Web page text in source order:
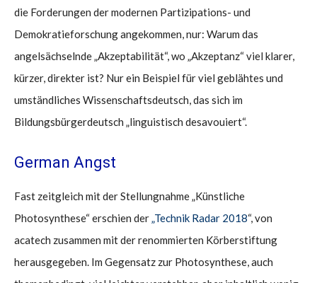
die Forderungen der modernen Partizipations- und
Demokratieforschung angekommen, nur: Warum das
angelsächselnde „Akzeptabilität“, wo „Akzeptanz“ viel klarer,
kürzer, direkter ist? Nur ein Beispiel für viel geblähtes und
umständliches Wissenschaftsdeutsch, das sich im
Bildungsbürgerdeutsch „linguistisch desavouiert“.
German Angst
Fast zeitgleich mit der Stellungnahme „Künstliche
Photosynthese“ erschien der„Technik Radar 2018“, von
acatech zusammen mit der renommierten Körberstiftung
herausgegeben. Im Gegensatz zur Photosynthese, auch